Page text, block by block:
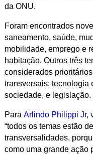
da ONU.
Foram encontrados
saneamento, saúde,
mobilidade, emprego e
habitação. Outros três
considerados
transversais: tecnologia
sociedade, e legislação.
Para Arlindo Philippi Jr,
“todos os temas estão
transversalidades,
como uma grande ação